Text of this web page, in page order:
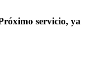
servicio, ya